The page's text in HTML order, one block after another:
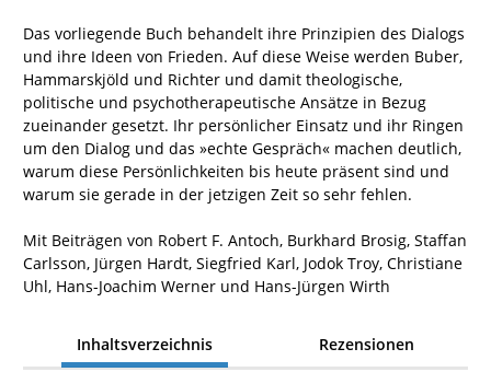
Das vorliegende Buch behandelt ihre Prinzipien des Dialogs
und ihre Ideen von Frieden. Auf diese Weise werden Buber,
Hammarskjöld und Richter und damit theologische,
politische und psychotherapeutische Ansätze in Bezug
zueinander gesetzt. Ihr persönlicher Einsatz und ihr Ringen
um den Dialog und das »echte Gespräch« machen deutlich,
warum diese Persönlichkeiten bis heute präsent sind und
warum sie gerade in der jetzigen Zeit so sehr fehlen.
Mit Beiträgen von Robert F. Antoch, Burkhard Brosig, Staffan
Carlsson, Jürgen Hardt, Siegfried Karl, Jodok Troy, Christiane
Uhl, Hans-Joachim Werner und Hans-Jürgen Wirth
Inhaltsverzeichnis Rezensionen